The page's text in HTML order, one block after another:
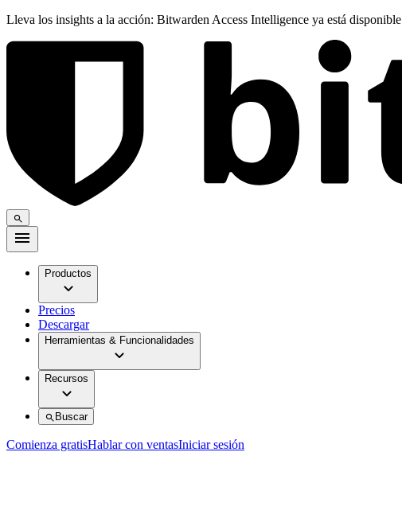
Lleva los insights a la acción: Bitwarden Access Intelligence ya está disponible
Productos
Precios
Descargar
Herramientas & Funcionalidades
Recursos
Buscar
Comienza gratisHablar con ventasIniciar sesión